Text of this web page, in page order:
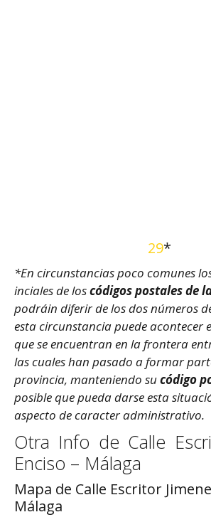
29*
*En circunstancias poco comunes
inciales de loscódigos postales de
podráin diferir de los dos números
esta circunstancia puede acontecer
que se encuentran en la frontera
las cuales han pasado a formar
provincia, manteniendo sucódigo
posible que pueda darse esta
aspecto de caracter administrativo.
Otra Info de Calle
Enciso – Málaga
Mapa de Calle Escritor
Málaga